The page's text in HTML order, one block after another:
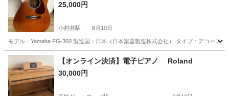
25,000円
小村井駅 8月10日
モデル：Yamaha FG-360 製造国：日本（日本楽器製造株式会社） タイプ：アコース
東京 墨田区 小村井駅 弦楽器、ギター
【オンライン決済】電子ピアノ Roland
30,000円